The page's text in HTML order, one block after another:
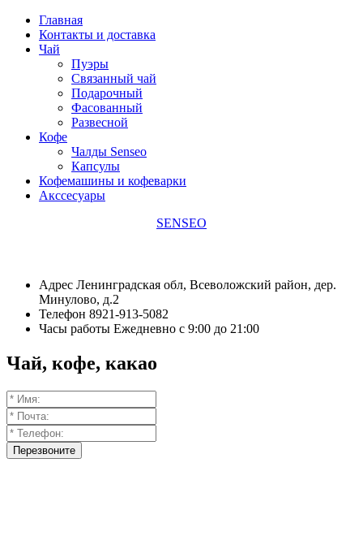
Главная
Контакты и доставка
Чай
Пуэры
Связанный чай
Подарочный
Фасованный
Развесной
Кофе
Чалды Senseo
Капсулы
Кофемашины и кофеварки
Акссесуары
SENSEO
Адрес Ленинградская обл, Всеволожский район, дер.
Минулово, д.2
Телефон 8921-913-5082
Часы работы Ежедневно с 9:00 до 21:00
Чай, кофе, какао
Перезвоните